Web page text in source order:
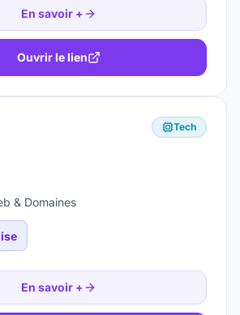
En savoir +
Ouvrir le lien
Tech
& Domaines
En savoir +